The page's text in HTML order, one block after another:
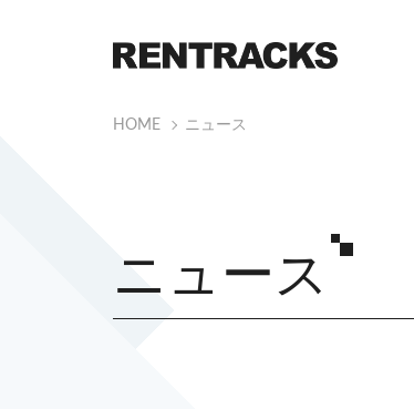
HOME ニュース
ニュース